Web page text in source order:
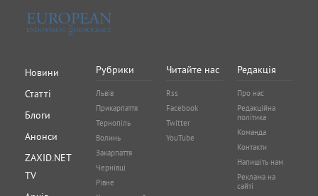
Новини
Статті
Блоги
Анонси
ZAXID.NET
TV
Рубрики
Львів
Прикарпаття
Тернопіль
Волинь
Закарпаття
Чернівці
Рівне
Читайте нас
Rss
Facebook
Twitter
YouTube
Редакція
Про нас
Редакційна
політика
Команда
Контакти
Напишіть нам
Реклама на
сайті